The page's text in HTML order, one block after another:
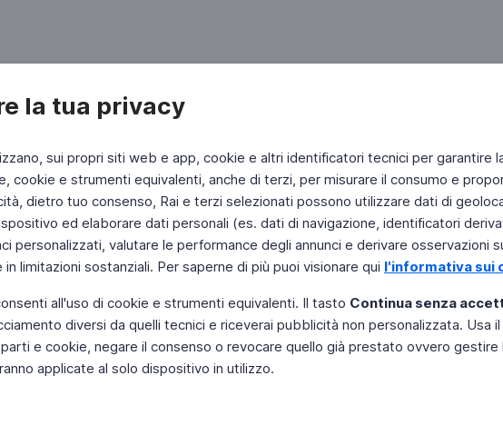
la tua privacy
sui propri siti web e app, cookie e altri identificatori tecnici per garantire
cookie e strumenti equivalenti, anche di terzi, per misurare il consumo e
dietro tuo consenso, Rai e terzi selezionati possono utilizzare dati di
ed elaborare dati personali (es. dati di navigazione, identificatori
personalizzati, valutare le performance degli annunci e derivare
limitazioni sostanziali. Per saperne di più puoi visionare qui l'informativa sui
all'uso di cookie e strumenti equivalenti. Il tasto Continua senza
diversi da quelli tecnici e riceverai pubblicità non personalizzata. Usa
e cookie, negare il consenso o revocare quello già prestato ovvero
applicate al solo dispositivo in utilizzo.
Twitter Instagram